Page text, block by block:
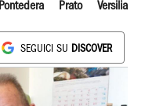
Pontedera Prato Versilia
SEGUICI SU DISCOVER